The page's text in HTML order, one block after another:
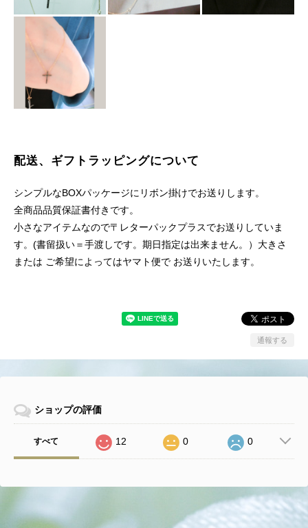
配送、ギフトラッピングについて
シンプルなBOXパッケージにリボン掛けでお送りします。
全商品品質保証書付きです。
小さなアイテムなので〒レターパックプラスでお送りしていま
す。(書留扱い＝手渡しです。期日指定は出来ません。）大きさ
または ご希望によってはヤマト便で お送りいたします。
通報する
ショップの評価
すべて 12 0 0